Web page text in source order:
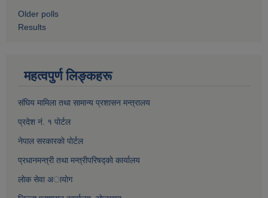
Older polls
Results
महत्वपुर्ण लिङ्कहरू
संघिय मामिला तथा सामान्य प्रशासन मन्त्रालय
प्रदेश नं. १ पाेर्टल
नेपाल सरकारकाे पाेर्टल
प्रधानमन्त्री तथा मन्त्रीपरिषद्काे कार्यालय
लाेक सेवा अायाेग